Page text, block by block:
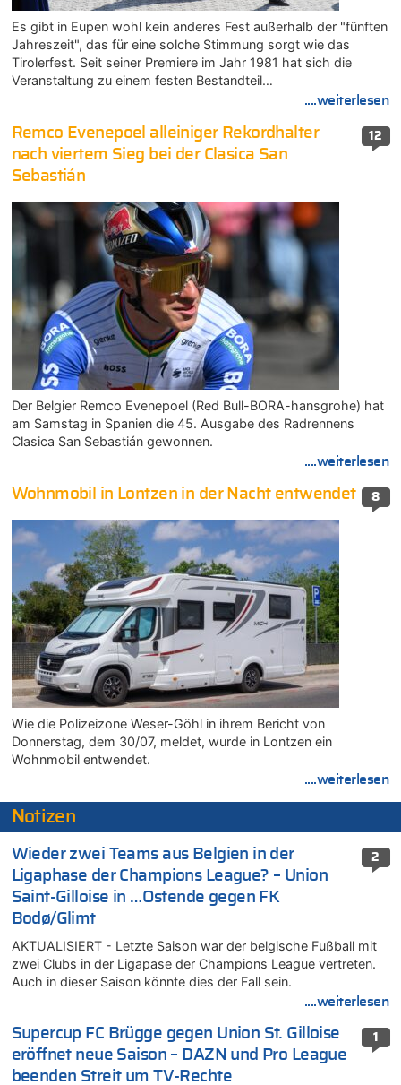
Es gibt in Eupen wohl kein anderes Fest außerhalb der "fünften
Jahreszeit", das für eine solche Stimmung sorgt wie das
Tirolerfest. Seit seiner Premiere im Jahr 1981 hat sich die
Veranstaltung zu einem festen Bestandteil…
....weiterlesen
12
Remco Evenepoel alleiniger Rekordhalter
nach viertem Sieg bei der Clasica San
Sebastián
Der Belgier Remco Evenepoel (Red Bull-BORA-hansgrohe) hat
am Samstag in Spanien die 45. Ausgabe des Radrennens
Clasica San Sebastián gewonnen.
....weiterlesen
8
Wohnmobil in Lontzen in der Nacht entwendet
Wie die Polizeizone Weser-Göhl in ihrem Bericht von
Donnerstag, dem 30/07, meldet, wurde in Lontzen ein
Wohnmobil entwendet.
....weiterlesen
Notizen
2
Wieder zwei Teams aus Belgien in der
Ligaphase der Champions League? – Union
Saint-Gilloise in …Ostende gegen FK
Bodø/Glimt
AKTUALISIERT - Letzte Saison war der belgische Fußball mit
zwei Clubs in der Ligapase der Champions League vertreten.
Auch in dieser Saison könnte dies der Fall sein.
....weiterlesen
1
Supercup FC Brügge gegen Union St. Gilloise
eröffnet neue Saison – DAZN und Pro League
beenden Streit um TV-Rechte